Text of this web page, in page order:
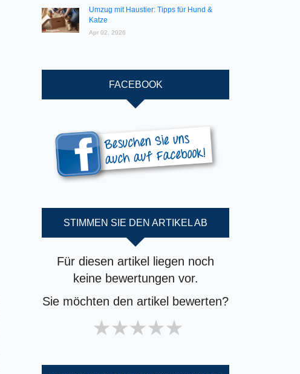
Umzug mit Haustier: Tipps für Hund &
Katze
Apr 02, 2026
FACEBOOK
STIMMEN SIE DEN ARTIKEL AB
Für diesen artikel liegen noch
keine bewertungen vor.
Sie möchten den artikel bewerten?
4 stars
3 stars
2 stars
1 star